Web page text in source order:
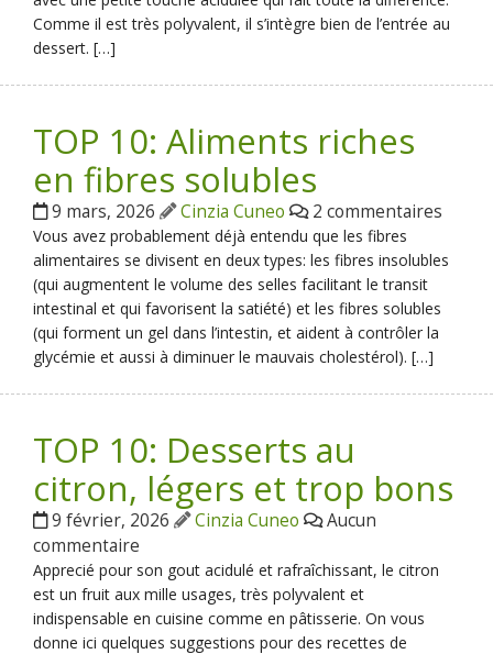
Comme il est très polyvalent, il s’intègre bien de l’entrée au
dessert. […]
TOP 10: Aliments riches
en fibres solubles
9 mars, 2026 Cinzia Cuneo 2 commentaires
Vous avez probablement déjà entendu que les fibres
alimentaires se divisent en deux types: les fibres insolubles
(qui augmentent le volume des selles facilitant le transit
intestinal et qui favorisent la satiété) et les fibres solubles
(qui forment un gel dans l’intestin, et aident à contrôler la
glycémie et aussi à diminuer le mauvais cholestérol). […]
TOP 10: Desserts au
citron, légers et trop bons
9 février, 2026 Cinzia Cuneo
Aucun
commentaire
Apprecié pour son gout acidulé et rafraîchissant, le citron
est un fruit aux mille usages, très polyvalent et
indispensable en cuisine comme en pâtisserie. On vous
donne ici quelques suggestions pour des recettes de